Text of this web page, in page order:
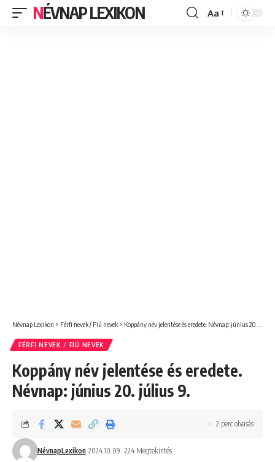
NÉVNAP LEXIKON
Font
Aa
Névnap Lexikon > Férfi nevek / Fiú nevek > Koppány név jelentése és eredete. Névnap: június 20. július 9.
FÉRFI NEVEK / FIÚ NEVEK
Koppány név jelentése és eredete.
Névnap: június 20. július 9.
NévnapLexikon 2024.10.09. 224 Megtekintés
2 perc olvasás